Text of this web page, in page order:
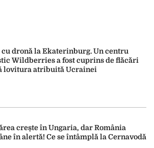
cu dronă la Ekaterinburg. Un centru
Wildberries a fost cuprins de flăcări
lovitura atribuită Ucrainei
crește în Ungaria, dar România
în alertă! Ce se întâmplă la Cernavodă